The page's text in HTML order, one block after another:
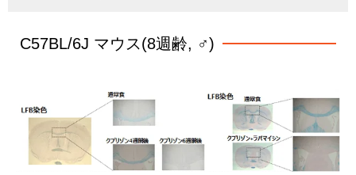
C57BL/6J マウス(8週齢, ♂)